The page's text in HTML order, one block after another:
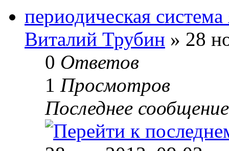
периодическая
Виталий Трубин » 28
0 Ответов
1 Просмотров
Последнее